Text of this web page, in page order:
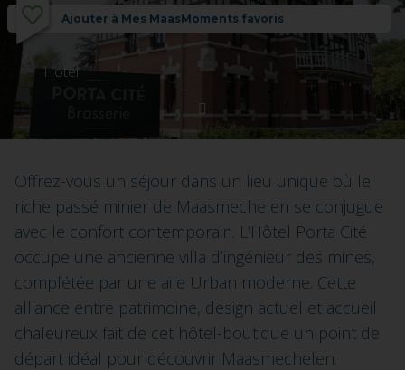
Ajouter à Mes MaasMoments favoris
Hotel
Offrez-vous un séjour dans un lieu unique où le
riche passé minier de Maasmechelen se conjugue
avec le confort contemporain. L’Hôtel Porta Cité
occupe une ancienne villa d’ingénieur des mines,
complétée par une aile Urban moderne. Cette
alliance entre patrimoine, design actuel et accueil
chaleureux fait de cet hôtel-boutique un point de
départ idéal pour découvrir Maasmechelen.